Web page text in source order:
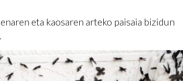
eta kaosaren arteko paisaia bizidun